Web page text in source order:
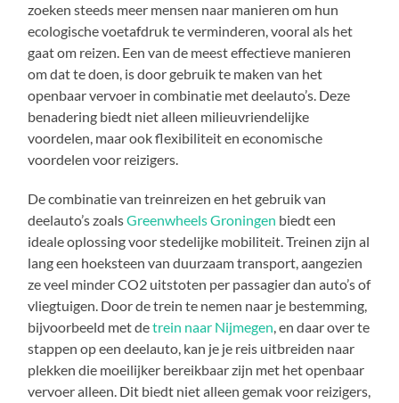
zoeken steeds meer mensen naar manieren om hun
ecologische voetafdruk te verminderen, vooral als het
gaat om reizen. Een van de meest effectieve manieren
om dat te doen, is door gebruik te maken van het
openbaar vervoer in combinatie met deelauto’s. Deze
benadering biedt niet alleen milieuvriendelijke
voordelen, maar ook flexibiliteit en economische
voordelen voor reizigers.
De combinatie van treinreizen en het gebruik van
deelauto’s zoalsGreenwheels Groningen biedt een
ideale oplossing voor stedelijke mobiliteit. Treinen zijn al
lang een hoeksteen van duurzaam transport, aangezien
ze veel minder CO2 uitstoten per passagier dan auto’s of
vliegtuigen. Door de trein te nemen naar je bestemming,
bijvoorbeeld met detrein naar Nijmegen, en daar over te
stappen op een deelauto, kan je je reis uitbreiden naar
plekken die moeilijker bereikbaar zijn met het openbaar
vervoer alleen. Dit biedt niet alleen gemak voor reizigers,